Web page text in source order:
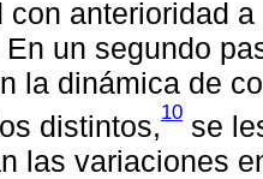
con anterioridad
un segundo
la dinámica de
distintos,10 se
las variaciones